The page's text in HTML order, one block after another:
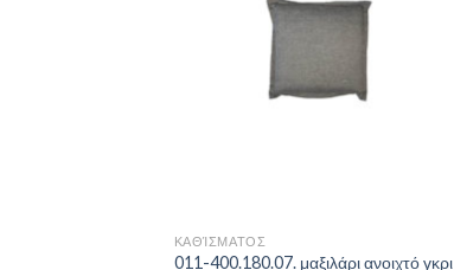
ΚΑΘΊΣΜΑΤΟΣ
011-400.180.07. μαξιλάρι ανοιχτό γκρι